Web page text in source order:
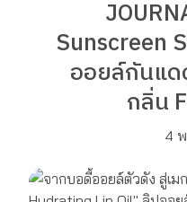
Sunscreen
ออยล์กันแ
กลิ่น
4